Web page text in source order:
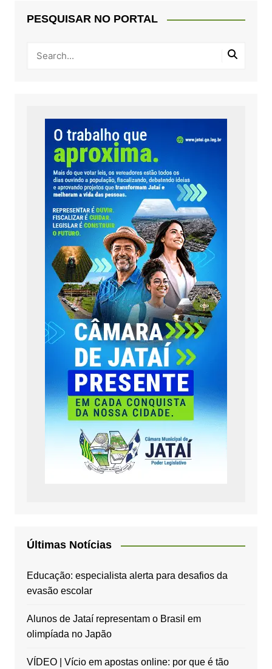
PESQUISAR NO PORTAL
Últimas Notícias
Educação: especialista alerta para desafios da
evasão escolar
Alunos de Jataí representam o Brasil em
olimpíada no Japão
VÍDEO | Vício em apostas online: por que é tão